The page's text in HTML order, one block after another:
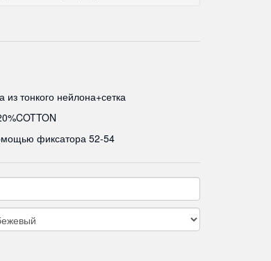
из тонкого нейлона+сетка
фиксатора 52-54